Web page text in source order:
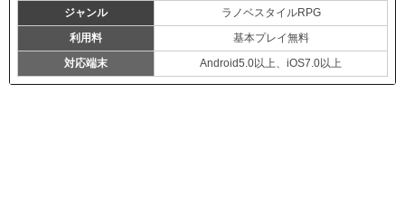
ジャンル
ラノベスタイルRPG
利用料
基本プレイ無料
対応端末
Android5.0以上、iOS7.0以上